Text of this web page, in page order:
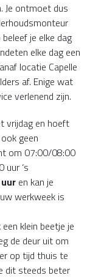
Je ontmoet dus
je elke dag
elke dag een
locatie Capelle
af. Enige wat
verlenend zijn.
vrijdag en hoeft
geen
om 07:00/08:00
uur ‘s
en kan je
werkweek is
klein beetje je
de deur uit om
op tijd thuis te
dit steeds beter